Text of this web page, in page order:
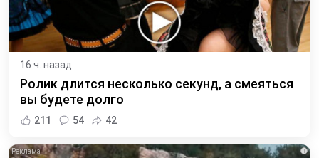
16 ч. назад
Ролик длится несколько секунд, а смеяться
вы будете долго
211 54 42
i